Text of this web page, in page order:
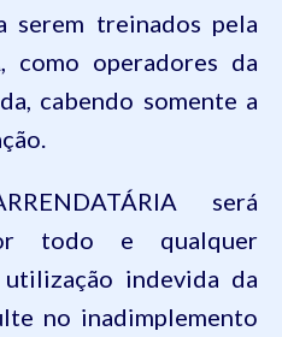
serem treinados pela
como operadores da
cabendo somente a
será
todo e qualquer
indevida da
no inadimplemento